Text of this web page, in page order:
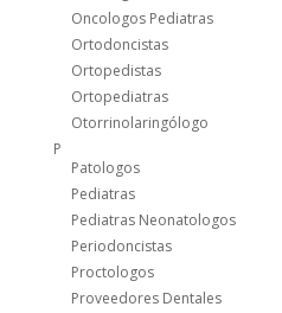
Oncologos Pediatras
Ortodoncistas
Ortopedistas
Ortopediatras
Otorrinolaringólogo
P
Patologos
Pediatras
Pediatras Neonatologos
Periodoncistas
Proctologos
Proveedores Dentales